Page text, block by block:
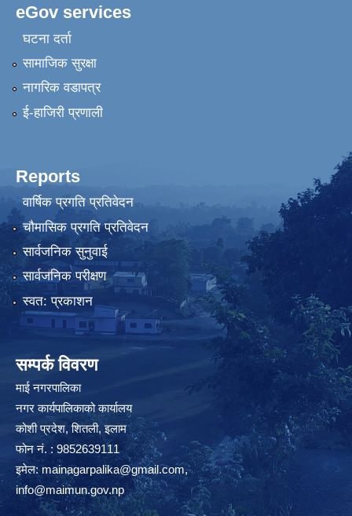
eGov services
घटना दर्ता
सामाजिक सुरक्षा
नागरिक वडापत्र
ई-हाजिरी प्रणाली
Reports
वार्षिक प्रगति प्रतिवेदन
चौमासिक प्रगति प्रतिवेदन
सार्वजनिक सुनुवाई
सार्वजनिक परीक्षण
स्वत: प्रकाशन
सम्पर्क विवरण
माई नगरपालिका
नगर कार्यपालिकाको कार्यालय
कोशी प्रदेश, शितली, इलाम
फोन नं. : 9852639111
इमेल:mainagarpalika@gmail.com,
info@maimun.gov.np